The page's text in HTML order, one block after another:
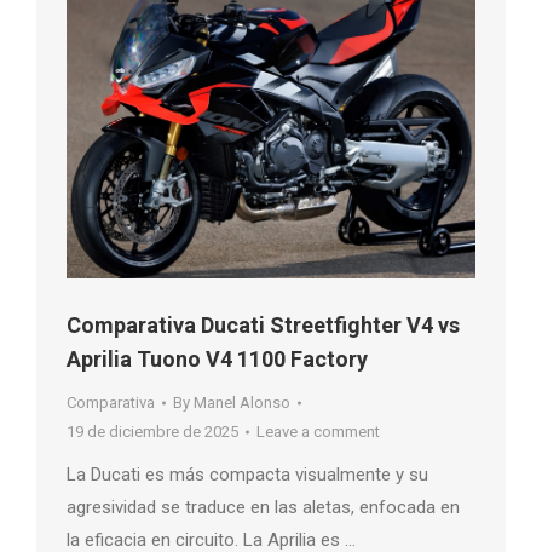
Comparativa Ducati Streetfighter V4 vs
Aprilia Tuono V4 1100 Factory
Comparativa By Manel Alonso
19 de diciembre de 2025
Leave a comment
La Ducati es más compacta visualmente y su
agresividad se traduce en las aletas, enfocada en
la eficacia en circuito. La Aprilia es …